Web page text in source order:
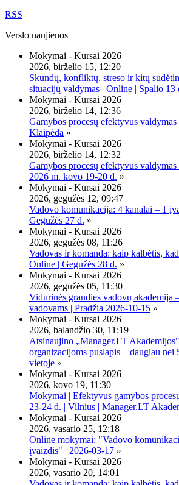
RSS
Verslo naujienos
Mokymai - Kursai 2026
2026, birželio 15, 12:20
Skundų, konfliktų, streso ir kitų
situacijų valdymas | Online | Spalio 13
Mokymai - Kursai 2026
2026, birželio 14, 12:36
Gamybos procesų efektyvus valdymas
Klaipėda »
Mokymai - Kursai 2026
2026, birželio 14, 12:32
Gamybos procesų efektyvus
2026 m. kovo 19-20 d. »
Mokymai - Kursai 2026
2026, gegužės 12, 09:47
Vadovo komunikacija: 4 kanalai – 1
Gegužės 27 d. »
Mokymai - Kursai 2026
2026, gegužės 08, 11:26
Vadovas ir komanda: kaip kalbėtis,
Online | Gegužės 28 d. »
Mokymai - Kursai 2026
2026, gegužės 05, 11:30
Vidurinės grandies vadovų akademija
vadovams | Pradžia 2026-10-15 »
Mokymai - Kursai 2026
2026, balandžio 30, 11:19
Atsinaujino „Manager.LT
organizacijoms puslapis – daugiau nei
vietoje »
Mokymai - Kursai 2026
2026, kovo 19, 11:30
Mokymai | Efektyvus gamybos
23-24 d. | Vilnius | Manager.LT
Mokymai - Kursai 2026
2026, vasario 25, 12:18
Online mokymai: "Vadovo
įvaizdis" | 2026-03-17 »
Mokymai - Kursai 2026
2026, vasario 20, 14:01